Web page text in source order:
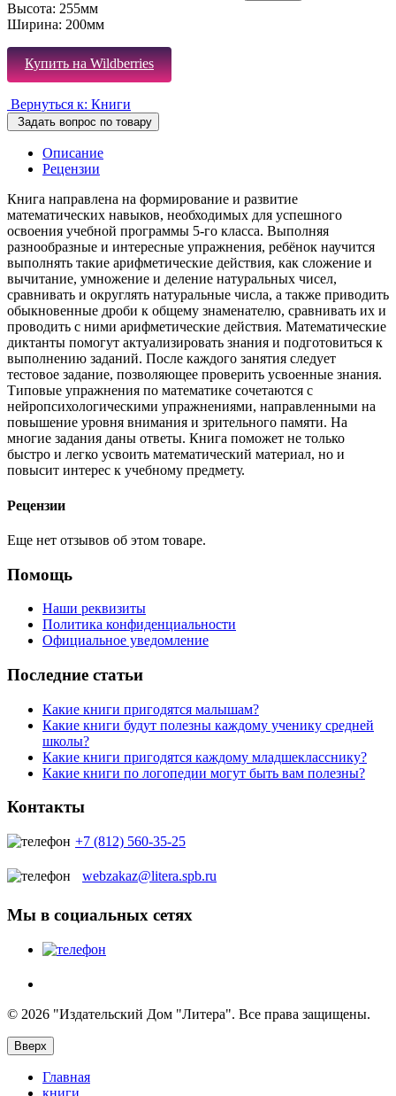
Высота: 255мм
Ширина: 200мм
Купить на Wildberries
Вернуться к: Книги
Задать вопрос по товару
Описание
Рецензии
Книга направлена на формирование и развитие
математических навыков, необходимых для успешного
освоения учебной программы 5-го класса. Выполняя
разнообразные и интересные упражнения, ребёнок научится
выполнять такие арифметические действия, как сложение и
вычитание, умножение и деление натуральных чисел,
сравнивать и округлять натуральные числа, а также приводить
обыкновенные дроби к общему знаменателю, сравнивать их и
проводить с ними арифметические действия. Математические
диктанты помогут актуализировать знания и подготовиться к
выполнению заданий. После каждого занятия следует
тестовое задание, позволяющее проверить усвоенные знания.
Типовые упражнения по математике сочетаются с
нейропсихологическими упражнениями, направленными на
повышение уровня внимания и зрительного памяти. На
многие задания даны ответы. Книга поможет не только
быстро и легко усвоить математический материал, но и
повысит интерес к учебному предмету.
Рецензии
Еще нет отзывов об этом товаре.
Помощь
Наши реквизиты
Политика конфиденциальности
Официальное уведомление
Последние статьи
Какие книги пригодятся малышам?
Какие книги будут полезны каждому ученику средней
школы?
Какие книги пригодятся каждому младшекласснику?
Какие книги по логопедии могут быть вам полезны?
Контакты
+7 (812) 560-35-25
webzakaz@litera.spb.ru
Мы в социальных сетях
© 2026 "Издательский Дом "Литера". Все права защищены.
Вверх
Главная
книги